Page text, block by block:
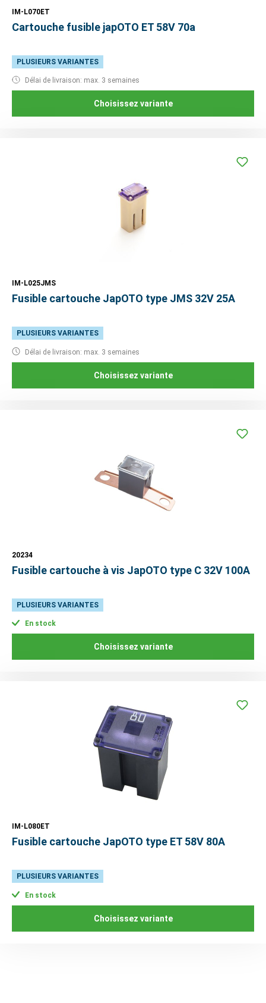
IM-L070ET
Cartouche fusible japOTO ET 58V 70a
PLUSIEURS VARIANTES
Délai de livraison: max. 3 semaines
Choisissez variante
IM-L025JMS
Fusible cartouche JapOTO type JMS 32V 25A
PLUSIEURS VARIANTES
Délai de livraison: max. 3 semaines
Choisissez variante
20234
Fusible cartouche à vis JapOTO type C 32V 100A
PLUSIEURS VARIANTES
En stock
Choisissez variante
IM-L080ET
Fusible cartouche JapOTO type ET 58V 80A
PLUSIEURS VARIANTES
En stock
Choisissez variante